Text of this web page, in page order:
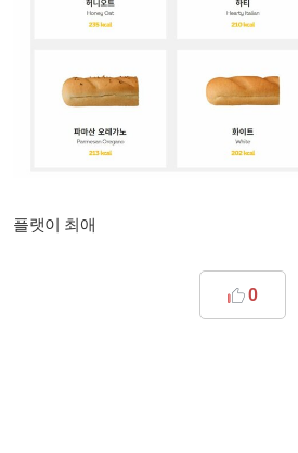
플랫이 최애
0